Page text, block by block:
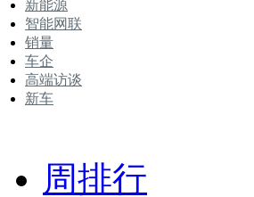
新能源
智能网联
销量
车企
高端访谈
新车
周排行